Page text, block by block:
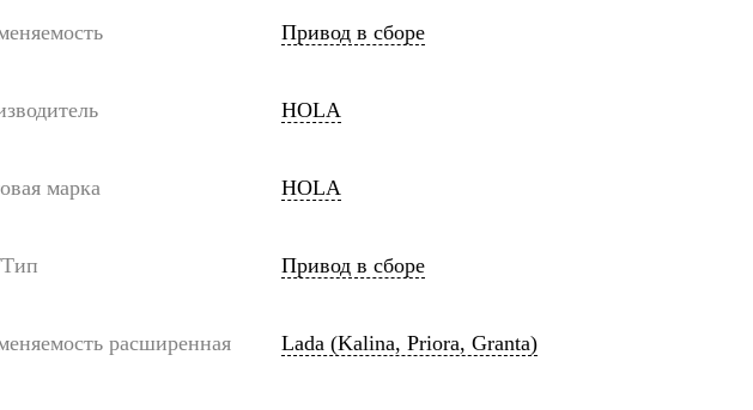
Привод в сборе
HOLA
марка HOLA
Привод в сборе
расширенная Lada (Kalina, Priora, Granta)